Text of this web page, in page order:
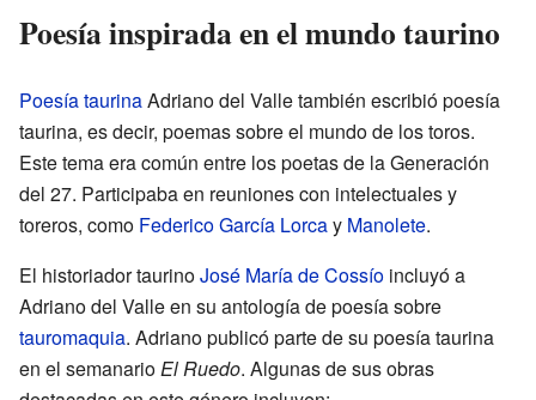
Poesía inspirada en el mundo taurino
Poesía taurinaAdriano del Valle también escribió poesía
taurina, es decir, poemas sobre el mundo de los toros.
Este tema era común entre los poetas de la Generación
del 27. Participaba en reuniones con intelectuales y
toreros, como Federico García Lorcay Manolete.
El historiador taurinoJosé María de Cossío incluyó a
Adriano del Valle en su antología de poesía sobre
tauromaquia. Adriano publicó parte de su poesía taurina
en el semanarioEl Ruedo. Algunas de sus obras